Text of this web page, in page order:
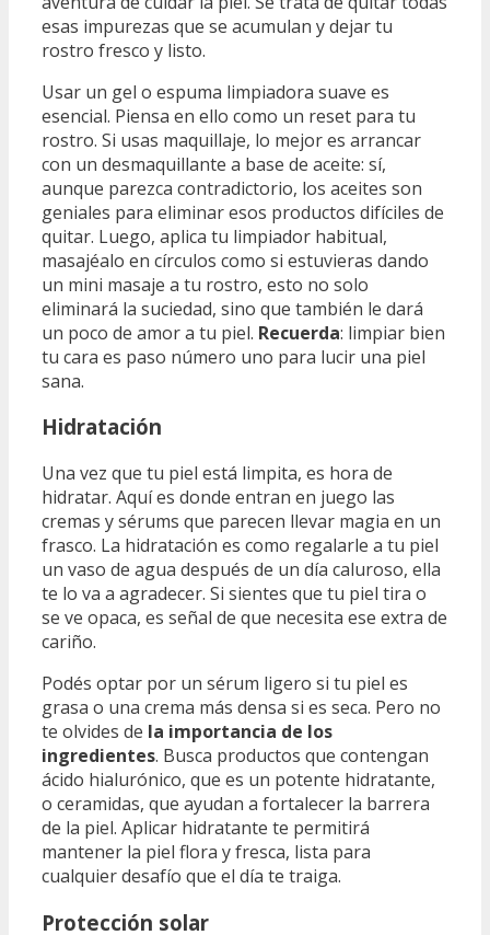
esas impurezas que se acumulan y dejar tu
rostro fresco y listo.
Usar un gel o espuma limpiadora suave es
esencial. Piensa en ello como un reset para tu
rostro. Si usas maquillaje, lo mejor es arrancar
con un desmaquillante a base de aceite: sí,
aunque parezca contradictorio, los aceites son
geniales para eliminar esos productos difíciles de
quitar. Luego, aplica tu limpiador habitual,
masajéalo en círculos como si estuvieras dando
un mini masaje a tu rostro, esto no solo
eliminará la suciedad, sino que también le dará
un poco de amor a tu piel. Recuerda: limpiar bien
tu cara es paso número uno para lucir una piel
sana.
Hidratación
Una vez que tu piel está limpita, es hora de
hidratar. Aquí es donde entran en juego las
cremas y sérums que parecen llevar magia en un
frasco. La hidratación es como regalarle a tu piel
un vaso de agua después de un día caluroso, ella
te lo va a agradecer. Si sientes que tu piel tira o
se ve opaca, es señal de que necesita ese extra de
cariño.
Podés optar por un sérum ligero si tu piel es
grasa o una crema más densa si es seca. Pero no
te olvides de la importancia de los
ingredientes. Busca productos que contengan
ácido hialurónico, que es un potente hidratante,
o ceramidas, que ayudan a fortalecer la barrera
de la piel. Aplicar hidratante te permitirá
mantener la piel flora y fresca, lista para
cualquier desafío que el día te traiga.
Protección solar